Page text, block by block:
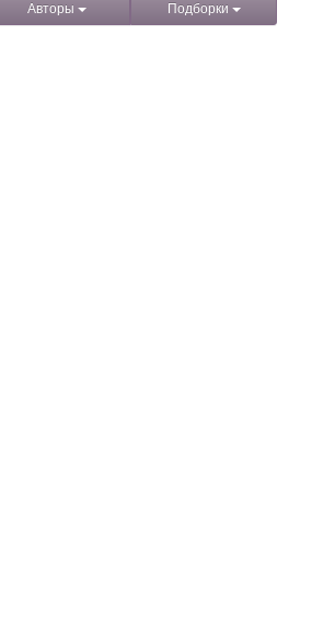
Авторы Подборки